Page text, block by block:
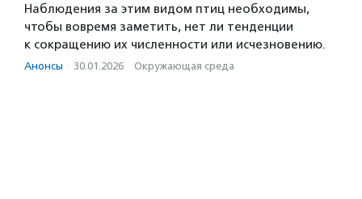
Наблюдения за этим видом птиц необходимы,
чтобы вовремя заметить, нет ли тенденции
к сокращению их численности или исчезновению.
Анонсы · 30.01.2026 · Окружающая среда